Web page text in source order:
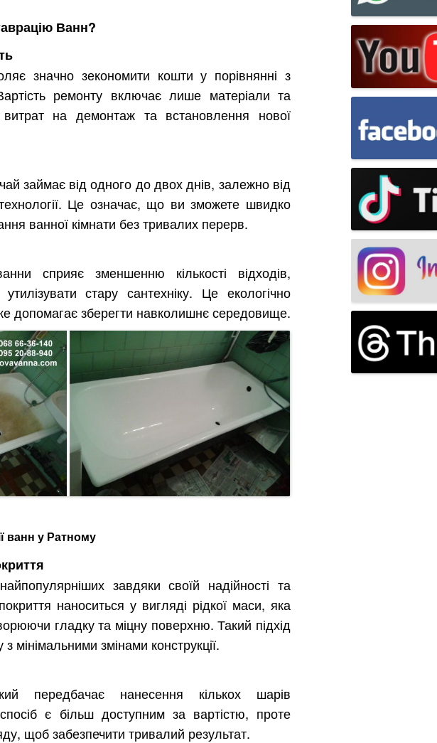
Ванн?
значно зекономити кошти у порівнянні з
ремонту включає лише матеріали та
на демонтаж та встановлення нової
займає від одного до двох днів, залежно від
Це означає, що ви зможете швидко
ванної кімнати без тривалих перерв.
сприяє зменшенню кількості відходів,
стару сантехніку. Це екологічно
допомагає зберегти навколишнє середовище.
ванн у Ратному
завдяки своїй надійності та
наноситься у вигляді рідкої маси, яка
гладку та міцну поверхню. Такий підхід
мінімальними змінами конструкції.
передбачає нанесення кількох шарів
є більш доступним за вартістю, проте
щоб забезпечити тривалий результат.